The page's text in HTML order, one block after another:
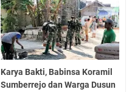
Karya Bakti, Babinsa Koramil
Sumberrejo dan Warga Dusun